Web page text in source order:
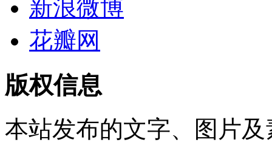
新浪微博
花瓣网
版权信息
本站发布的文字、图片